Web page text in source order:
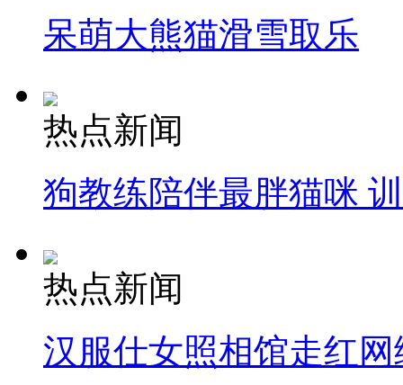
呆萌大熊猫滑雪取乐
热点新闻
狗教练陪伴最胖猫咪
热点新闻
汉服仕女照相馆走红网